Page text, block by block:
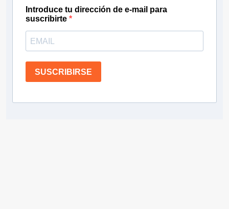
Introduce tu dirección de e-mail para
suscribirte
SUSCRIBIRSE